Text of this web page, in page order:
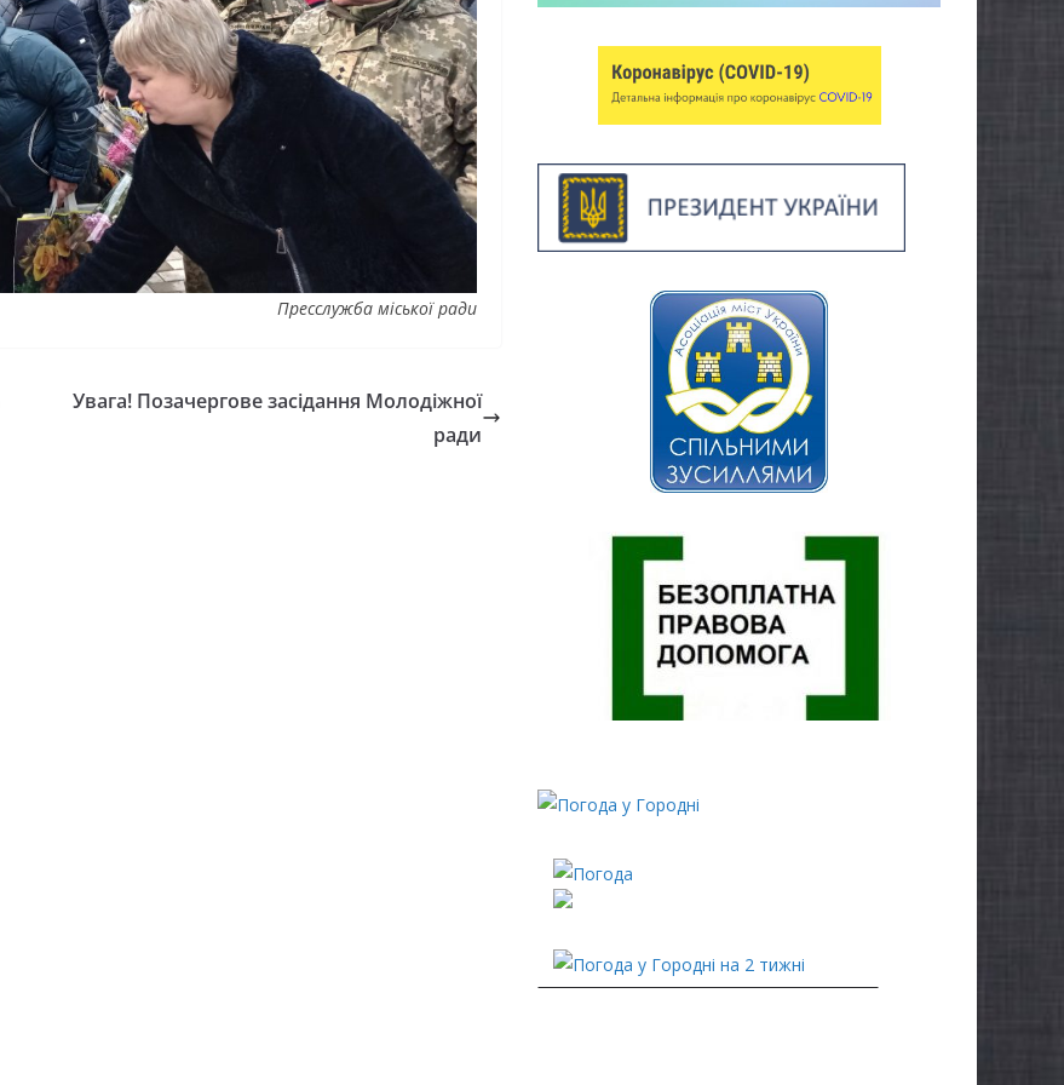
Пресслужба міської ради
Увага! Позачергове засідання Молодіжної
ради